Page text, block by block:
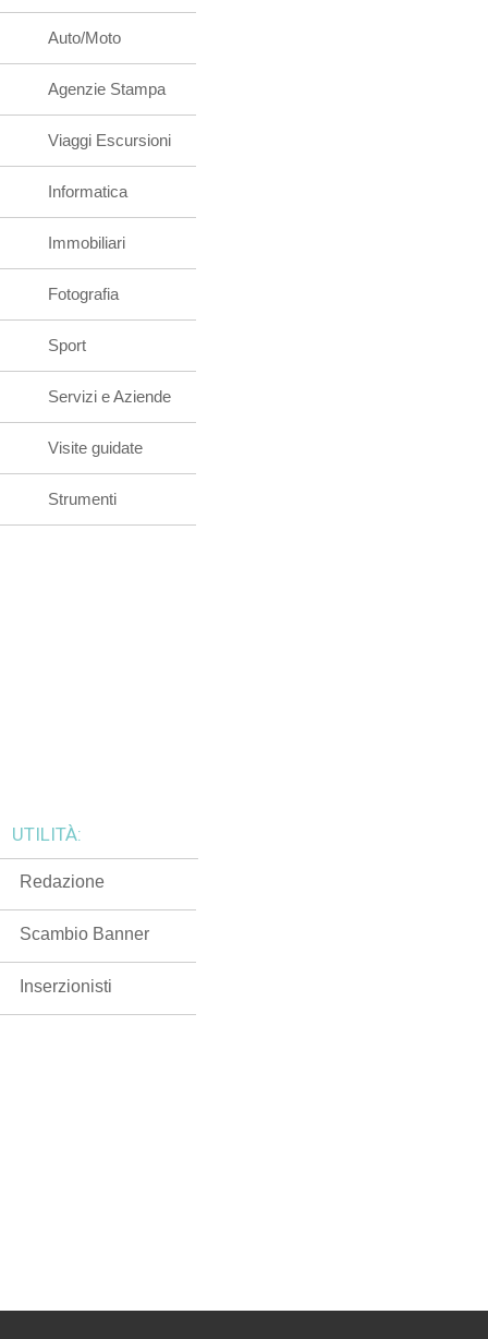
Auto/Moto
Agenzie Stampa
Viaggi Escursioni
Informatica
Immobiliari
Fotografia
Sport
Servizi e Aziende
Visite guidate
Strumenti
UTILITÀ:
Redazione
Scambio Banner
Inserzionisti